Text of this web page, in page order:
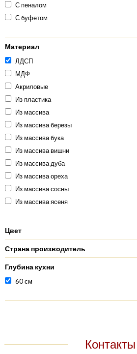
С пеналом
С буфетом
Материал
ЛДСП
МДФ
Акриловые
Из пластика
Из массива
Из массива березы
Из массива бука
Из массива вишни
Из массива дуба
Из массива ореха
Из массива сосны
Из массива ясеня
Цвет
Страна производитель
Глубина кухни
60 см
Контакты